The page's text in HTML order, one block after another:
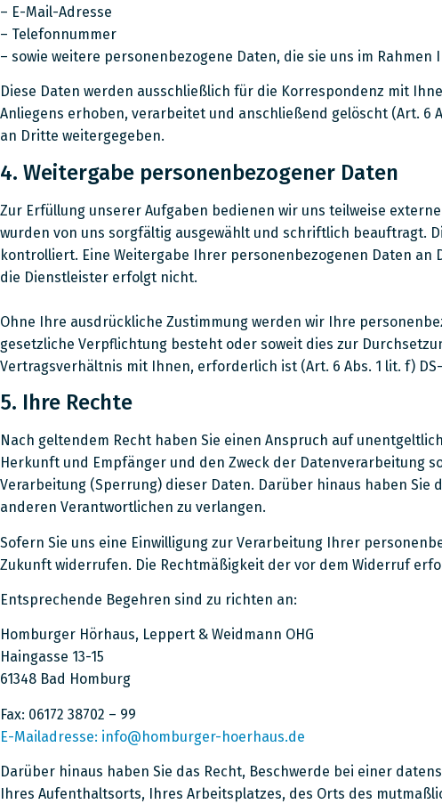
– E-Mail-Adresse
– Telefonnummer
– sowie weitere personenbezogene Daten, die sie uns im
Diese Daten werden ausschließlich für die Korrespondenz mit
Anliegens erhoben, verarbeitet und anschließend gelöscht (Art. 6
an Dritte weitergegeben.
4. Weitergabe personenbezogener Daten
Zur Erfüllung unserer Aufgaben bedienen wir uns teilweise
wurden von uns sorgfältig ausgewählt und schriftlich beauftragt.
kontrolliert. Eine Weitergabe Ihrer personenbezogenen Daten
die Dienstleister erfolgt nicht.
Ohne Ihre ausdrückliche Zustimmung werden wir Ihre
gesetzliche Verpflichtung besteht oder soweit dies zur
Vertragsverhältnis mit Ihnen, erforderlich ist (Art. 6 Abs. 1 lit. f) DS-
5. Ihre Rechte
Nach geltendem Recht haben Sie einen Anspruch auf
Herkunft und Empfänger und den Zweck der Datenverarbeitung
Verarbeitung (Sperrung) dieser Daten. Darüber hinaus haben
anderen Verantwortlichen zu verlangen.
Sofern Sie uns eine Einwilligung zur Verarbeitung Ihrer
Zukunft widerrufen. Die Rechtmäßigkeit der vor dem Widerruf
Entsprechende Begehren sind zu richten an:
Homburger Hörhaus, Leppert & Weidmann OHG
Haingasse 13-15
61348 Bad Homburg
Fax: 06172 38702 – 99
E-Mailadresse: info@homburger-hoerhaus.de
Darüber hinaus haben Sie das Recht, Beschwerde bei einer
Ihres Aufenthaltsorts, Ihres Arbeitsplatzes, des Orts des